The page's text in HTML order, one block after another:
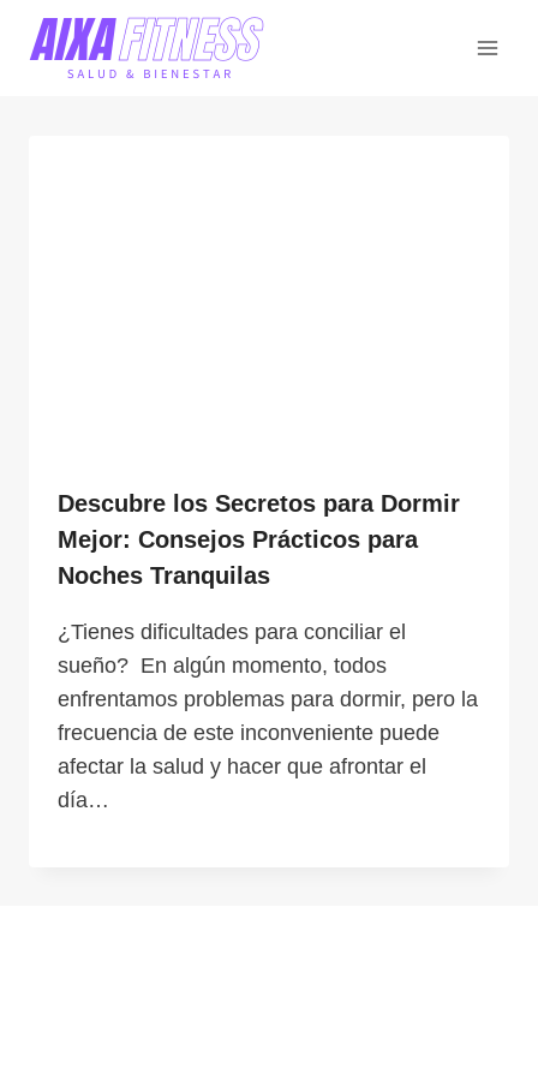
Saltar
contenido
Descubre los Secretos para Dormir
Mejor: Consejos Prácticos para
Noches Tranquilas
¿Tienes dificultades para conciliar el
sueño? En algún momento, todos
enfrentamos problemas para dormir, pero la
frecuencia de este inconveniente puede
afectar la salud y hacer que afrontar el
día…